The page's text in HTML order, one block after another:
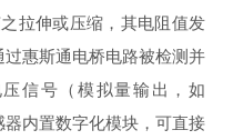
拉伸或压缩，其电阻值发
惠斯通电桥电路被检测并
信号（模拟量输出，如
内置数字化模块，可直接